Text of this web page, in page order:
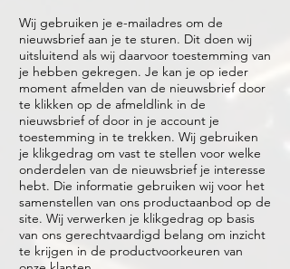
Wij gebruiken je e-mailadres om de
nieuwsbrief aan je te sturen. Dit doen wij
uitsluitend als wij daarvoor toestemming van
je hebben gekregen. Je kan je op ieder
moment afmelden van de nieuwsbrief door
te klikken op de afmeldlink in de
nieuwsbrief of door in je account je
toestemming in te trekken. Wij gebruiken
je klikgedrag om vast te stellen voor welke
onderdelen van de nieuwsbrief je interesse
hebt. Die informatie gebruiken wij voor het
samenstellen van ons productaanbod op de
site. Wij verwerken je klikgedrag op basis
van ons gerechtvaardigd belang om inzicht
te krijgen in de productvoorkeuren van